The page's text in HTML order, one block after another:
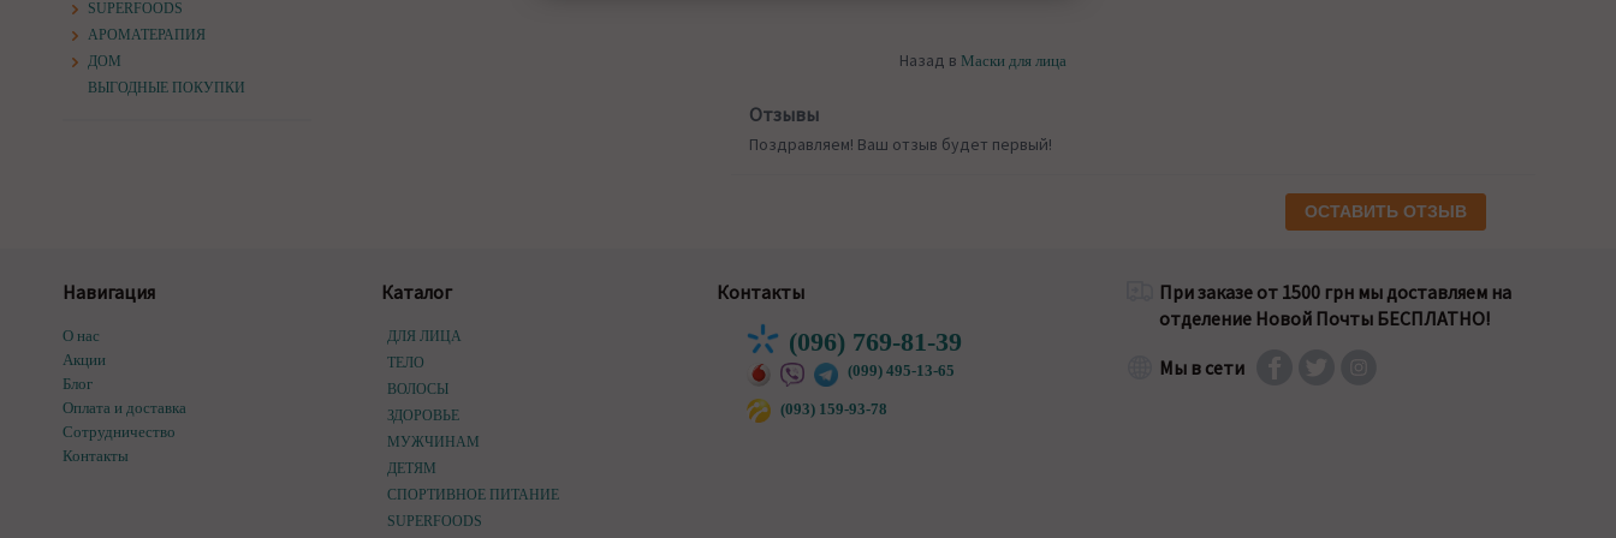
SUPERFOODS
АРОМАТЕРАПИЯ
ДОМ
ВЫГОДНЫЕ ПОКУПКИ
Назад в Маски для лица
Отзывы
Поздравляем! Ваш отзыв будет первый!
ОСТАВИТЬ ОТЗЫВ
Навигация
О нас
Акции
Блог
Оплата и доставка
Сотрудничество
Контакты
Каталог
ДЛЯ ЛИЦА
ТЕЛО
ВОЛОСЫ
ЗДОРОВЬЕ
МУЖЧИНАМ
ДЕТЯМ
СПОРТИВНОЕ ПИТАНИЕ
SUPERFOODS
Контакты
(096) 769-81-39
(099) 495-13-65
(093) 159-93-78
При заказе от 1500 грн мы доставляем на
отделение Новой Почты БЕСПЛАТНО!
Мы в сети